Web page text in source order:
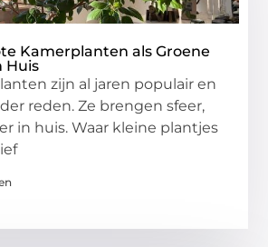
Kamerplanten als Groene
Huis
zijn al jaren populair en
reden. Ze brengen sfeer,
in huis. Waar kleine plantjes